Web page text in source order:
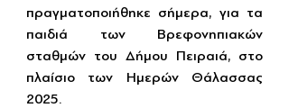
πραγματοποιήθηκε σήμερα, για τα
παιδιά των Βρεφονηπιακών
σταθμών του Δήμου Πειραιά, στο
πλαίσιο των Ημερών Θάλασσας
2025.